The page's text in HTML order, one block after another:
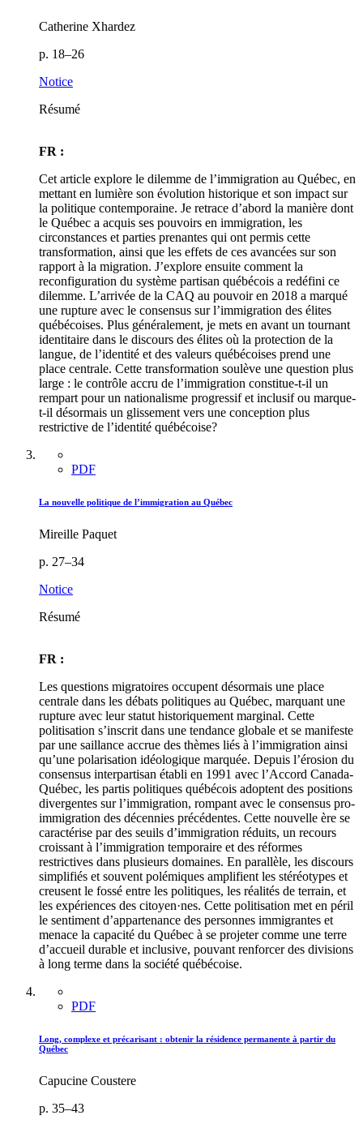
Catherine Xhardez
p. 18–26
Notice
Résumé
FR :
Cet article explore le dilemme de l’immigration au Québec, en
mettant en lumière son évolution historique et son impact sur
la politique contemporaine. Je retrace d’abord la manière dont
le Québec a acquis ses pouvoirs en immigration, les
circonstances et parties prenantes qui ont permis cette
transformation, ainsi que les effets de ces avancées sur son
rapport à la migration. J’explore ensuite comment la
reconfiguration du système partisan québécois a redéfini ce
dilemme. L’arrivée de la CAQ au pouvoir en 2018 a marqué
une rupture avec le consensus sur l’immigration des élites
québécoises. Plus généralement, je mets en avant un tournant
identitaire dans le discours des élites où la protection de la
langue, de l’identité et des valeurs québécoises prend une
place centrale. Cette transformation soulève une question plus
large : le contrôle accru de l’immigration constitue-t-il un
rempart pour un nationalisme progressif et inclusif ou marque-
t-il désormais un glissement vers une conception plus
restrictive de l’identité québécoise?
PDF
La nouvelle politique de l’immigration au Québec
Mireille Paquet
p. 27–34
Notice
Résumé
FR :
Les questions migratoires occupent désormais une place
centrale dans les débats politiques au Québec, marquant une
rupture avec leur statut historiquement marginal. Cette
politisation s’inscrit dans une tendance globale et se manifeste
par une saillance accrue des thèmes liés à l’immigration ainsi
qu’une polarisation idéologique marquée. Depuis l’érosion du
consensus interpartisan établi en 1991 avec l’Accord Canada-
Québec, les partis politiques québécois adoptent des positions
divergentes sur l’immigration, rompant avec le consensus pro-
immigration des décennies précédentes. Cette nouvelle ère se
caractérise par des seuils d’immigration réduits, un recours
croissant à l’immigration temporaire et des réformes
restrictives dans plusieurs domaines. En parallèle, les discours
simplifiés et souvent polémiques amplifient les stéréotypes et
creusent le fossé entre les politiques, les réalités de terrain, et
les expériences des citoyen·nes. Cette politisation met en péril
le sentiment d’appartenance des personnes immigrantes et
menace la capacité du Québec à se projeter comme une terre
d’accueil durable et inclusive, pouvant renforcer des divisions
à long terme dans la société québécoise.
PDF
Long, complexe et précarisant : obtenir la résidence permanente à partir du
Québec
Capucine Coustere
p. 35–43